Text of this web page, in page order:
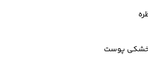
خشکی پوست